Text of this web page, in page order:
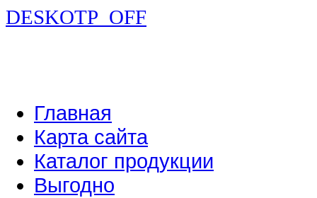
DESKOTP_OFF
Главная
Карта сайта
Каталог продукции
Выгодно